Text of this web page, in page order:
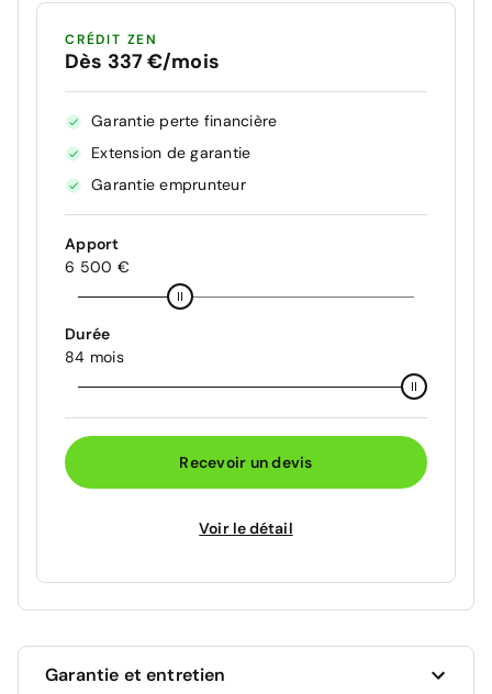
CRÉDIT ZEN
Dès 337 €/mois
Garantie perte financière
Extension de garantie
Garantie emprunteur
Apport
6 500 €
Durée
84 mois
Recevoir un devis
Voir le détail
Garantie et entretien